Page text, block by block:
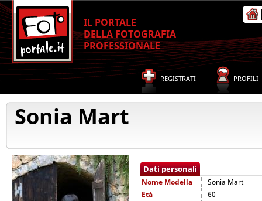
IL PORTALE
DELLA FOTOGRAFIA
PROFESSIONALE
REGISTRATI PROFILI
Sonia Mart
Dati personali
Nome Modella
Sonia Mart
Età
60